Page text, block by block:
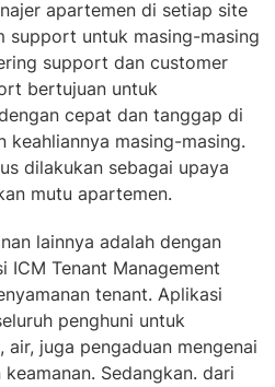
apartemen di setiap site
support untuk masing-masing
support dan customer
bertujuan untuk
cepat dan tanggap di
keahliannya masing-masing.
dilakukan sebagai upaya
mutu apartemen.
lainnya adalah dengan
ICM Tenant Management
tenant. Aplikasi
penghuni untuk
juga pengaduan mengenai
Sedangkan. dari